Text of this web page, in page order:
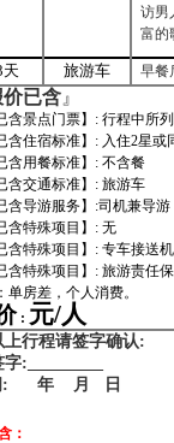
访男
富的
天 旅游车 早餐
价已含 』
景点门票】 :行程中所
住宿标准】 : 入住2星或
用餐标准】 :不含餐
交通标准】 :旅游车
导游服务】 :司机兼导游
特殊项目】 :无
特殊项目】 :专车接送
特殊项目】 :旅游责任
单房差，个人消费。
: 元/人
上行程请签字确认:
字:_________
: 年 月 日
：